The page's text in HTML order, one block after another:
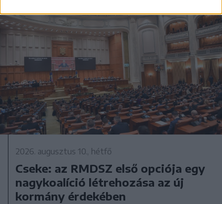
2026. augusztus 10., hétfő
Cseke: az RMDSZ első opciója egy
nagykoalíció létrehozása az új
kormány érdekében